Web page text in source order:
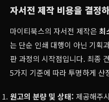
자서전 제작 비용을 결정
마이티북스의 자서전 제작은 최
는 단순 인쇄 대행이 아닌 기획
판 과정의 시작점입니다. 최종
5가지 기준에 따라 투명하게 산
원고의 분량 및 상태: 제공해주